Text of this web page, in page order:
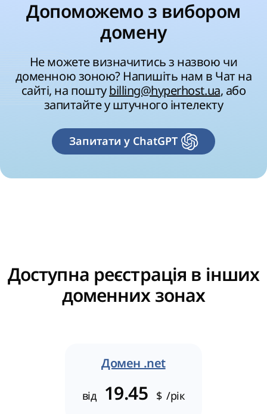
Допоможемо з вибором
домену
Не можете визначитись з назвою чи
доменною зоною? Напишіть нам в Чат на
сайті, на поштуbilling@hyperhost.ua, або
запитайте у штучного інтелекту
Запитати у ChatGPT
Доступна реєстрація в інших
доменних зонах
Домен .net
від 19.45 $ /рік